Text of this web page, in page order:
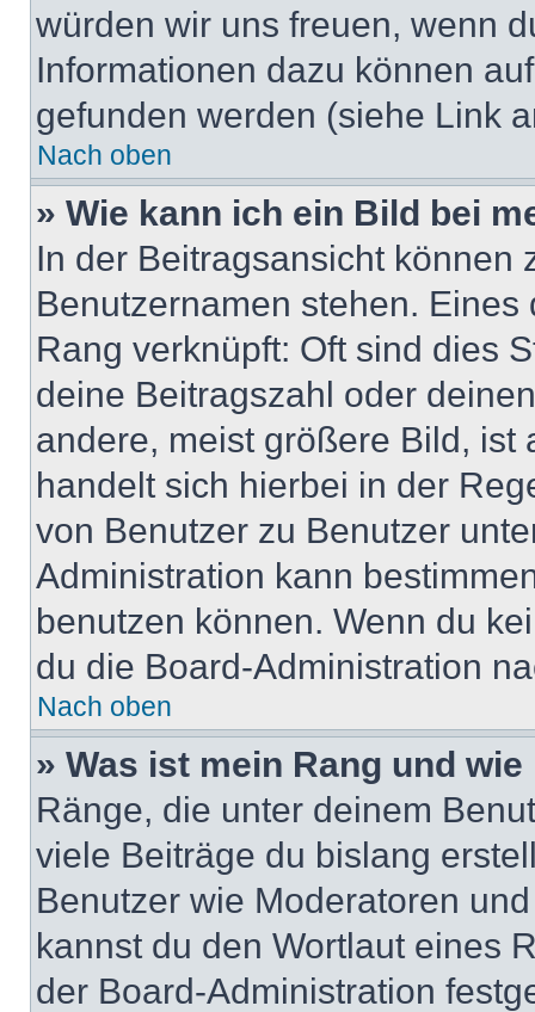
würden wir uns freuen, wenn
Informationen dazu können
gefunden werden (siehe Link
Nach oben
» Wie kann ich ein Bild bei
In der Beitragsansicht können
Benutzernamen stehen.
Rang verknüpft: Oft sind dies
deine Beitragszahl oder
andere, meist größere Bild, ist
handelt sich hierbei in der
von Benutzer zu Benutzer
Administration kann
benutzen können. Wenn du
du die Board-Administration
Nach oben
» Was ist mein Rang und
Ränge, die unter deinem
viele Beiträge du bislang
Benutzer wie Moderatoren
kannst du den Wortlaut eines
der Board-Administration